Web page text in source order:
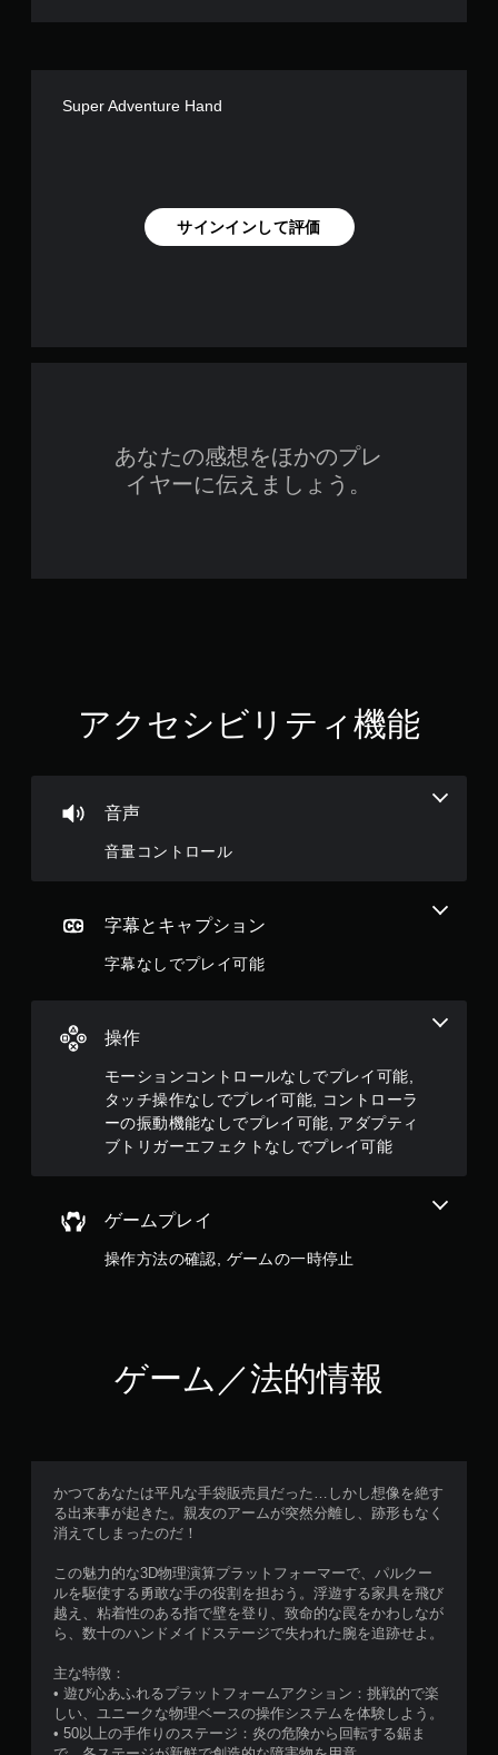
Super Adventure Hand
サインインして評価
あなたの感想をほかのプレ
イヤーに伝えましょう。
アクセシビリティ機能
音声
音量コントロール
字幕とキャプション
字幕なしでプレイ可能
操作
モーションコントロールなしでプレイ可能,
タッチ操作なしでプレイ可能, コントローラ
ーの振動機能なしでプレイ可能, アダプティ
ブトリガーエフェクトなしでプレイ可能
ト
プ
ェ
ク
ン
に
し
な
く
ゲ
ー
ム
プ
イ
き
す
。
ゲームプレイ
操作方法の確認, ゲームの一時停止
ゲーム／法的情報
かつてあなたは平凡な手袋販売員だった…しかし想像を絶す
る出来事が起きた。親友のアームが突然分離し、跡形もなく
消えてしまったのだ！
この魅力的な3D物理演算プラットフォーマーで、パルクー
ルを駆使する勇敢な手の役割を担おう。浮遊する家具を飛び
越え、粘着性のある指で壁を登り、致命的な罠をかわしなが
ら、数十のハンドメイドステージで失われた腕を追跡せよ。
主な特徴：
• 遊び心あふれるプラットフォームアクション：挑戦的で楽
しい、ユニークな物理ベースの操作システムを体験しよう。
• 50以上の手作りのステージ：炎の危険から回転する鋸ま